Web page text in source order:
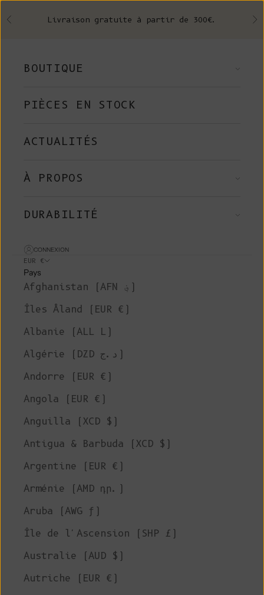
Précédent Livraison gratuite à partir de 300€.
BOUTIQUE
PIÈCES EN STOCK
ACTUALITÉS
À PROPOS
DURABILITÉ
CONNEXION
EUR €
Pays
Afghanistan (AFN ؋)
Îles Åland (EUR €)
Albanie (ALL L)
Algérie (DZD د.ج)
Andorre (EUR €)
Angola (EUR €)
Anguilla (XCD $)
Antigua & Barbuda (XCD $)
Argentine (EUR €)
Arménie (AMD դր.)
Aruba (AWG ƒ)
Île de l'Ascension (SHP £)
Australie (AUD $)
Autriche (EUR €)